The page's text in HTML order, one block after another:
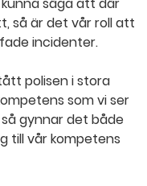
så är det vår roll att
incidenter.
polisen i stora
som vi ser
gynnar det både
till vår kompetens